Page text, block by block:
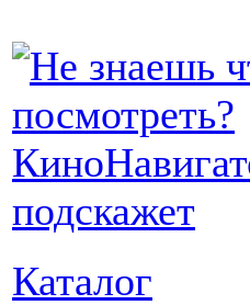
Каталог